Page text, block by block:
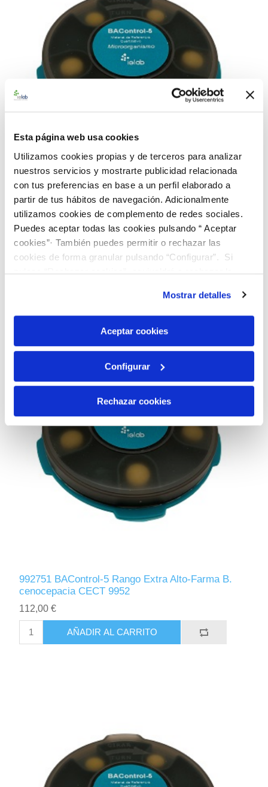
Esta página web usa cookies
Utilizamos cookies propias y de terceros para analizar
nuestros servicios y mostrarte publicidad relacionada
con tus preferencias en base a un perfil elaborado a
partir de tus hábitos de navegación. Adicionalmente
utilizamos cookies de complemento de redes sociales.
Puedes aceptar todas las cookies pulsando “ Aceptar
cookies”· También puedes permitir o rechazar las
cookies de forma granular pulsando “Configurar”. Si
pulsas “Rechazar cookies”, equivaldrá a rechazar la
son indispensables para que el sitio web funcione y que
por tanto no se pueden desactivar. Puedes consultar
más información en nuestraPolítica de Cookies
Mostrar detalles
Aceptar cookies
Configurar
Rechazar cookies
992749 BAControl-5 Rango Extra Alto-Farma B.
cepacia CECT 4137
AÑADIR AL CARRITO
992751 BAControl-5 Rango Extra Alto-Farma B.
cenocepacia CECT 9952
112,00 €
AÑADIR AL CARRITO